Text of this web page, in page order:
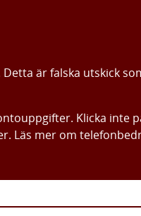
är falska utskick
Klicka inte
Läs mer om